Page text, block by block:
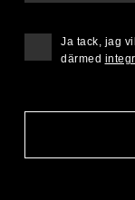
Ja tack, jag
därmed